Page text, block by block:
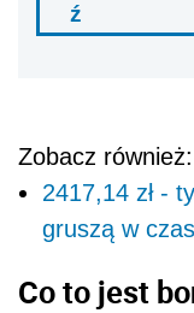
ź
Zobacz również:
2417,14 zł -
gruszą w
Co to jest